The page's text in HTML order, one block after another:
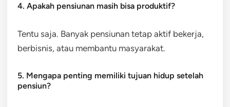
4. Apakah pensiunan masih bisa produktif?
Tentu saja. Banyak pensiunan tetap aktif bekerja,
berbisnis, atau membantu masyarakat.
5. Mengapa penting memiliki tujuan hidup setelah
pensiun?